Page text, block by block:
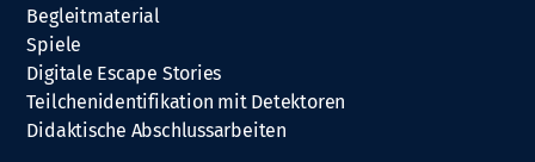
Begleitmaterial
Spiele
Digitale Escape Stories
Teilchenidentifikation mit Detektoren
Didaktische Abschlussarbeiten